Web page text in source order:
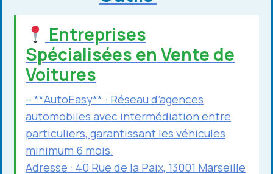
Entreprises
Spécialisées en Vente de
Voitures
– **AutoEasy** : Réseau d’agences
automobiles avec intermédiation entre
particuliers, garantissant les véhicules
minimum 6 mois.
Adresse : 40 Rue de la Paix, 13001 Marseille